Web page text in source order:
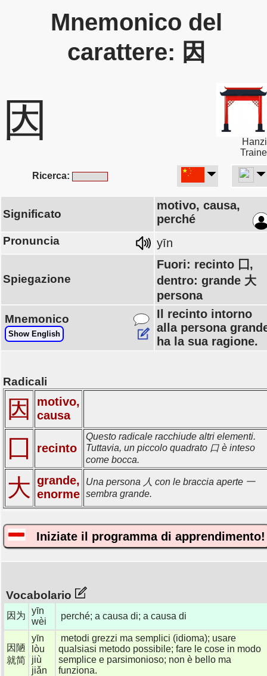
Mnemonico del
carattere: 因
因
Ricerca:
Significato
motivo, causa,
perché
Pronuncia yīn
Spiegazione
Fuori: recinto 囗,
dentro: grande 大
persona
Mnemonico
Show English
Il recinto intorno
alla persona
ha la sua ragione.
Radicali
因
motivo,
causa
囗 recinto
Questo radicale racchiude altri elementi.
Tuttavia, un piccolo quadrato 口 è inteso
come bocca.
大 grande,
enorme
Una persona 人 con le braccia aperte 一
sembra grande.
Iniziate il programma di apprendimento!
Vocabolario
因为
yīn
wèi
perché; a causa di; a causa di
因陋
就简
yīn
lòu
jiù
jiǎn
metodi grezzi ma semplici (idioma); usare
qualsiasi metodo possibile; fare le cose in modo
semplice e parsimonioso; non è bello ma
funziona.